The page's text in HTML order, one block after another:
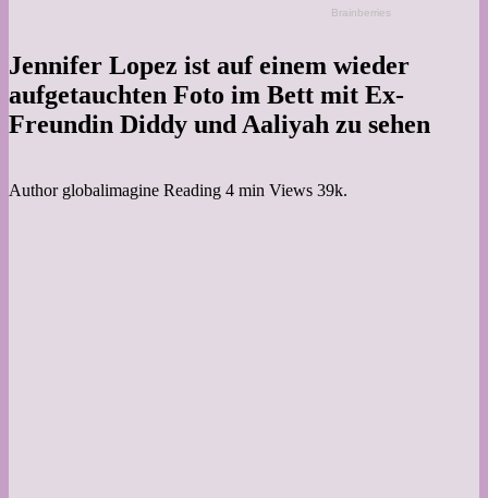
Jennifer Lopez ist auf einem wieder
aufgetauchten Foto im Bett mit Ex-
Freundin Diddy und Aaliyah zu sehen
Author globalimagine Reading 4 min Views 39k.